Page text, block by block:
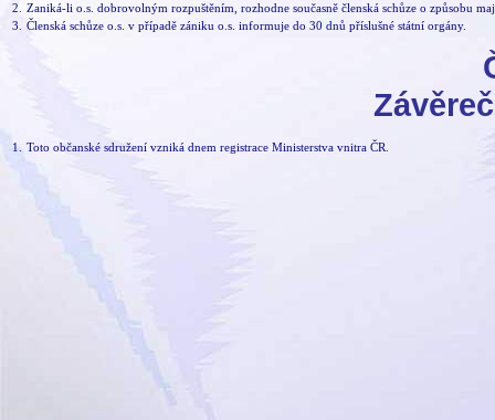
2.
Zaniká-li o.s. dobrovolným rozpuštěním, rozhodne současně členská schůze o způsobu
3.
Členská schůze o.s. v případě zániku o.s. informuje do 30 dnů příslušné státní orgány.
1. Toto občanské sdružení vzniká dnem registrace Ministerstva vnitra ČR.